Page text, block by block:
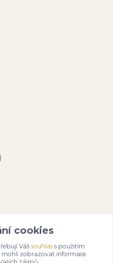
cookies
Váš souhlass použitím
mohli zobrazovat informace